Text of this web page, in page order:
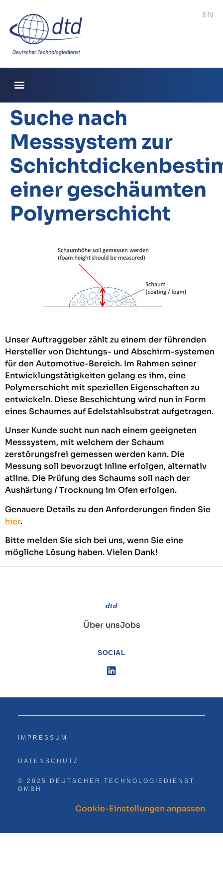
EN
Suche nach
Messsystem zur
einer geschäumten
Polymerschicht
Unser Auftraggeber zählt zu einem der führenden
Hersteller von Dichtungs- und Abschirm-systemen
für den Automotive-Bereich. Im Rahmen seiner
Entwicklungstätigkeiten gelang es ihm, eine
Polymerschicht mit speziellen Eigenschaften zu
entwickeln. Diese Beschichtung wird nun in Form
eines Schaumes auf Edelstahlsubstrat aufgetragen.
Unser Kunde sucht nun nach einem geeigneten
Messsystem, mit welchem der Schaum
zerstörungsfrei gemessen werden kann. Die
Messung soll bevorzugt inline erfolgen, alternativ
atline. Die Prüfung des Schaums soll nach der
Aushärtung / Trocknung im Ofen erfolgen.
Genauere Details zu den Anforderungen finden Sie
hier.
Bitte melden Sie sich bei uns, wenn Sie eine
mögliche Lösung haben. Vielen Dank!
dtd
Über unsJobs
SOCIAL
IMPRESSUM
DATENSCHUTZ
© 2025 DEUTSCHER TECHNOLOGIEDIENST
GMBH
Cookie-Einstellungen anpassen